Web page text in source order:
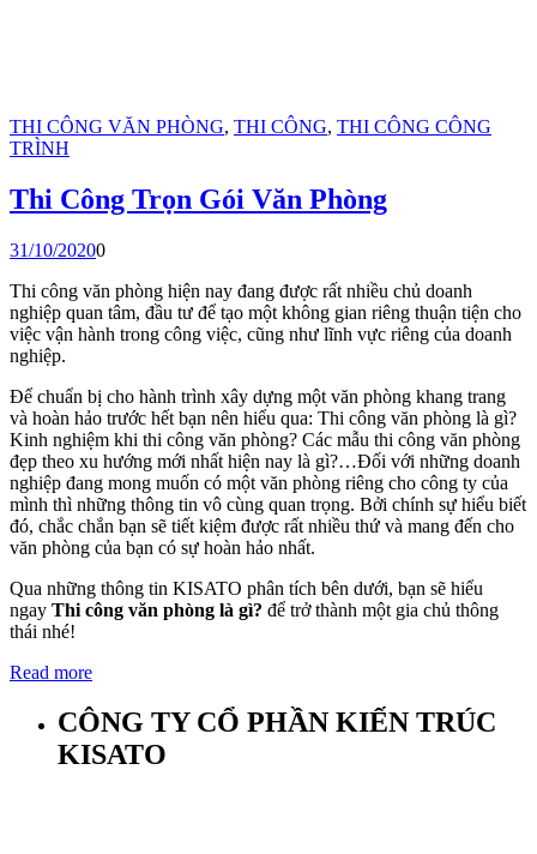
THI CÔNG VĂN PHÒNG, THI CÔNG, THI CÔNG CÔNG
TRÌNH
Thi Công Trọn Gói Văn Phòng
31/10/20200
Thi công văn phòng hiện nay đang được rất nhiều chủ doanh
nghiệp quan tâm, đầu tư để tạo một không gian riêng thuận tiện cho
việc vận hành trong công việc, cũng như lĩnh vực riêng của doanh
nghiệp.
Để chuẩn bị cho hành trình xây dựng một văn phòng khang trang
và hoàn hảo trước hết bạn nên hiểu qua: Thi công văn phòng là gì?
Kinh nghiệm khi thi công văn phòng? Các mẫu thi công văn phòng
đẹp theo xu hướng mới nhất hiện nay là gì?…Đối với những doanh
nghiệp đang mong muốn có một văn phòng riêng cho công ty của
mình thì những thông tin vô cùng quan trọng. Bởi chính sự hiểu biết
đó, chắc chắn bạn sẽ tiết kiệm được rất nhiều thứ và mang đến cho
văn phòng của bạn có sự hoàn hảo nhất.
Qua những thông tin KISATO phân tích bên dưới, bạn sẽ hiểu
ngay Thi công văn phòng là gì? để trở thành một gia chủ thông
thái nhé!
Read more
CÔNG TY CỔ PHẦN KIẾN TRÚC
KISATO